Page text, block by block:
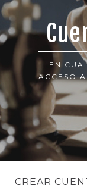
EN
ACCESO
CREAR